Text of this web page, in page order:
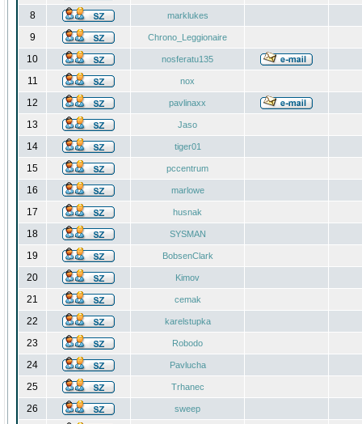
8 marklukes
9 Chrono_Leggionaire
10 nosferatu135
11 nox
12 pavlinaxx
13 Jaso
14 tiger01
15 pccentrum
16 marlowe
17 husnak
18 SYSMAN
19 BobsenClark
20 Kimov
21 cemak
22 karelstupka
23 Robodo
24 Pavlucha
25 Trhanec
26 sweep